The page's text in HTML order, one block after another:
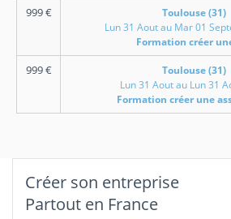
999€
Toulouse (31)
Lun 31 Aout au Mar 01
Formation créer
999€
Toulouse (31)
Lun 31 Aout au Lun 31
Formation créer une
Créer son entreprise
Partout en France